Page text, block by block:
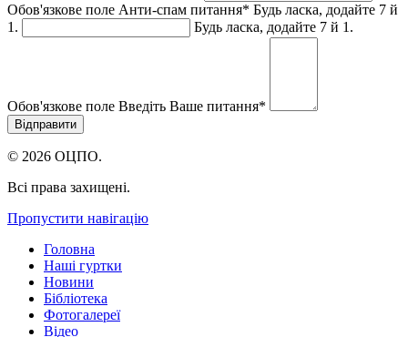
Обов'язкове поле Анти-спам питання* Будь ласка, додайте 7 й
1.
Будь ласка, додайте 7 й 1.
Обов'язкове поле Введіть Ваше питання*
© 2026 ОЦПО.
Всі права захищені.
Пропустити навігацію
Головна
Наші гуртки
Новини
Бібліотека
Фотогалереї
Відео